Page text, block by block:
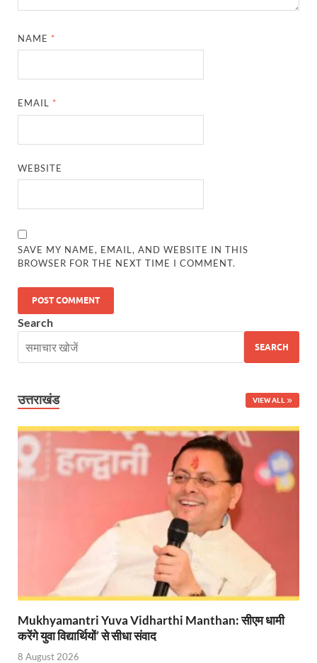
UP Diwas Program: विकसित भारत-विकसित उत्तर
PM Gram Sadak Yojana: प्रधानमंत्री ग्राम सड़क
PM Gram Sadak Yojana: प्रधानमंत्री ग्राम सड़क
UP Kaushal Disha: कौशल दिशा पोर्टल से ग्रामीण युवाओं
Uttarakhand Government News: मुख्यमंत्री पुष्कर
BJP National President Nitin Nabin: निर्विरोध चुने
New Jalpaiguri Railway Station: न्यू जलपाईगुड़ी
Jagran Forum: जागरण फोरम पर सीएम पुष्कर सिंह धामी
Uttar Pradesh Politics: मुक्त कंठ से यूपी को सराहा,
Vande Bharat Sleeper: देश को मिली पहली स्लीपर वन्दे
Vande Bharat Sleeper Update: वंदे भारत स्लीपर का
Uttarakhand Calender 2026: मुख्यमंत्री पुष्कर सिंह
Swami Vivekanand Jayanti: मुख्यमंत्री पुष्कर सिंह
NAME *
EMAIL *
WEBSITE
SAVE MY NAME, EMAIL, AND WEBSITE IN THIS
BROWSER FOR THE NEXT TIME I COMMENT.
Search
SEARCH
उत्तराखंड VIEW ALL
Mukhyamantri Yuva Vidharthi Manthan: सीएम धामी
करेंगे युवा विद्यार्थियों’ से सीधा संवाद
8 August 2026